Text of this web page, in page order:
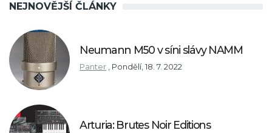
NEJNOVĚJŠÍ ČLÁNKY
Neumann M50 v síni slávy NAMM
Panter Pondělí, 18. 7. 2022
Arturia: Brutes Noir Editions